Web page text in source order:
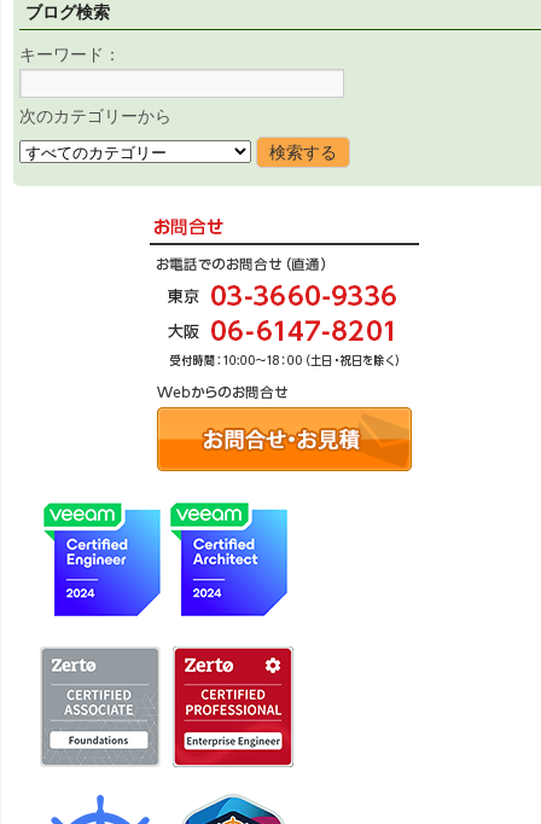
ブログ検索
キーワード：
次のカテゴリーから